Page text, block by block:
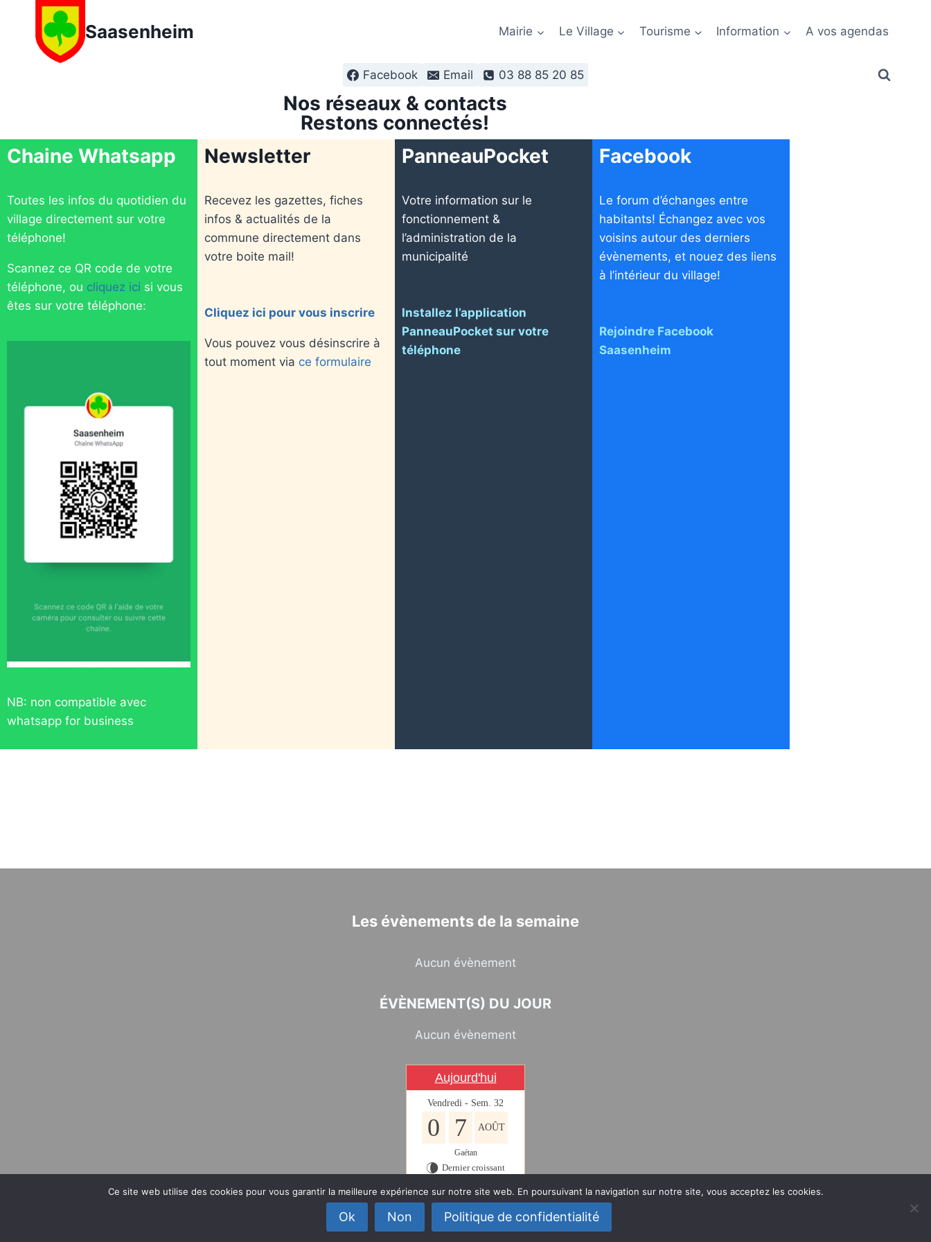
Saasenheim Mairie Le Village Tourisme Information A vos agendas
Facebook Email 03 88 85 20 85
Nos réseaux & contacts
Restons connectés!
Chaine Whatsapp
Toutes les infos du quotidien du
village directement sur votre
téléphone!
Scannez ce QR code de votre
téléphone, ou cliquez ici si vous
êtes sur votre téléphone:
NB: non compatible avec
whatsapp for business
Newsletter
Recevez les gazettes, fiches
infos & actualités de la
commune directement dans
votre boite mail!
Cliquez ici pour vous inscrire
Vous pouvez vous désinscrire à
tout moment via ce formulaire
PanneauPocket
Votre information sur le
fonctionnement &
l’administration de la
municipalité
Installez l’application
PanneauPocket sur votre
téléphone
Facebook
Le forum d’échanges entre
habitants! Échangez avec vos
voisins autour des derniers
évènements, et nouez des liens
à l’intérieur du village!
Rejoindre Facebook
Saasenheim
Les évènements de la semaine
Aucun évènement
ÉVÈNEMENT(S) DU JOUR
Aucun évènement
Aujourd'hui
Vendredi - Sem. 32
0 7 AOÛT
Gaétan
V Dernier croissant
© 2026 SaasenheimCONTACT WEBMASTER
Ce site web utilise des cookies pour vous garantir la meilleure expérience sur notre site web. En poursuivant la navigation sur notre site, vous acceptez les cookies.
Ok Non Politique de confidentialité